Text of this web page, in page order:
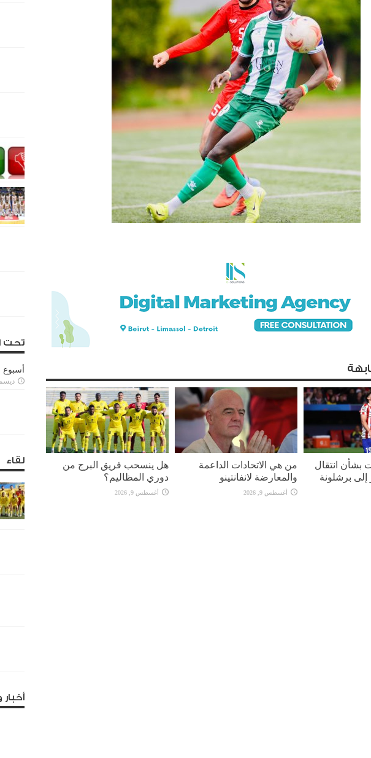
بشأن انتقال
إلى برشلونة
من هي الاتحادات الداعمة
والمعارضة لانفانتينو
أغسطس 9, 2026
هل ينسحب فريق البرج من
دوري المظاليم؟
أغسطس 9, 2026
تحت
ديسمبر
لقاء
أخبار